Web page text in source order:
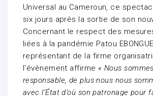
Universal au Cameroun, ce
six jours après la sortie de son
Concernant le respect des
liées à la pandémie Patou
représentant de la firme
l’évènement affirme « Nous
responsable, de plus nous nous
avec l’État d’où son patronage pour